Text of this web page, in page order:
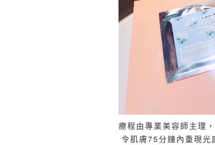
療程由專業美容師主理
令肌膚75分鐘內重現光